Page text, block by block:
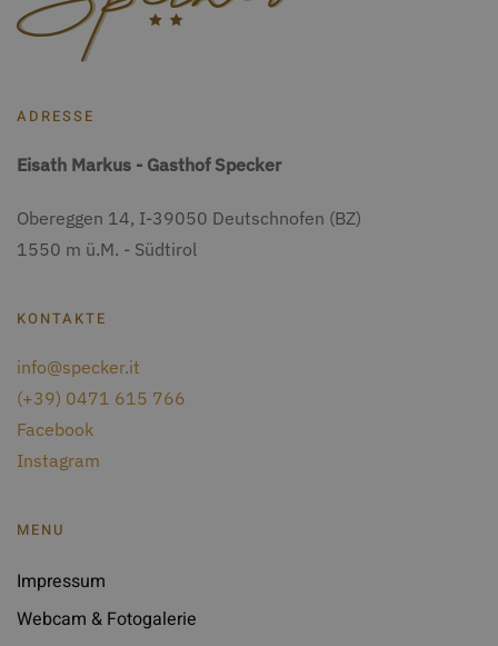
ADRESSE
Eisath Markus - Gasthof Specker
Obereggen 14, I-39050 Deutschnofen (BZ)
1550 m ü.M. - Südtirol
KONTAKTE
info@specker.it
(+39) 0471 615 766
Facebook
Instagram
MENU
Impressum
Webcam & Fotogalerie